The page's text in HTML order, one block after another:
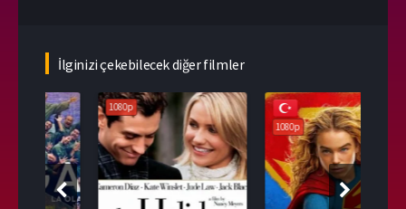
İlginizi çekebilecek diğer filmler
1080p
1080p